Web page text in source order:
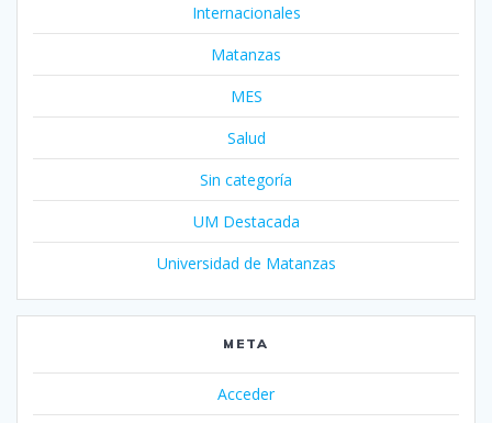
Internacionales
Matanzas
MES
Salud
Sin categoría
UM Destacada
Universidad de Matanzas
META
Acceder